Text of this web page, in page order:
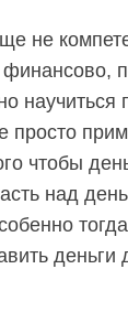
не
финансово,
научиться
просто
чтобы
над
деньги